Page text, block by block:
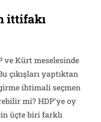
ittifakı
ve Kürt meselesinde
çıkışları yaptıktan
ihtimali seçmen
mi? HDP’ye oy
üçte biri farklı